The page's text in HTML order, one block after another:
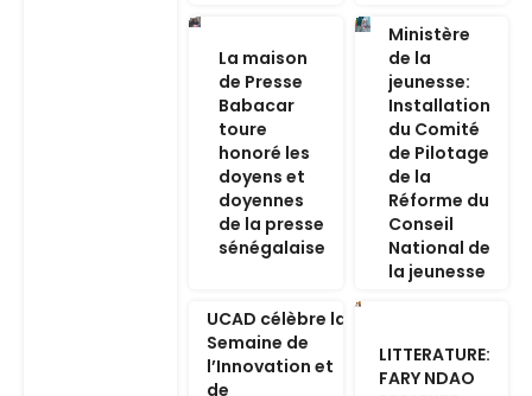
La maison
de Presse
Babacar
toure
honoré les
doyens et
doyennes
de la presse
sénégalaise
Ministère
de la
jeunesse:
Installation
du Comité
de Pilotage
de la
Réforme du
Conseil
National de
la jeunesse
UCAD célèbre la
Semaine de
l’Innovation et
de
LITTERATURE:
FARY NDAO